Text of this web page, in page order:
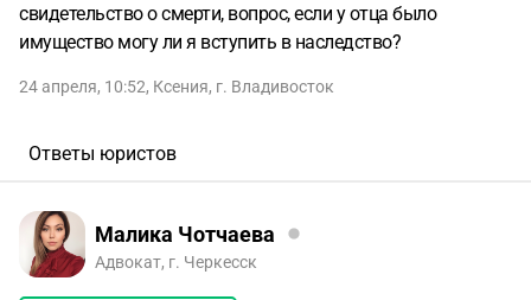
свидетельство о смерти, вопрос, если у отца было
имущество могу ли я вступить в наследство?
24 апреля, 10:52, Ксения, г. Владивосток
Ответы юристов
Малика Чотчаева
Адвокат, г. Черкесск